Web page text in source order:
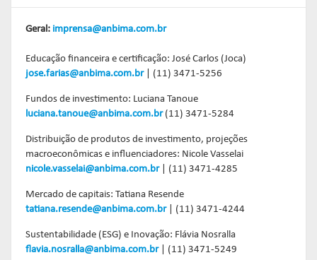
Geral: imprensa@anbima.com.br
Educação financeira e certificação: José Carlos (Joca)
jose.farias@anbima.com.br| (11) 3471-5256
Fundos de investimento: Luciana Tanoue
luciana.tanoue@anbima.com.br(11) 3471-5284
Distribuição de produtos de investimento, projeções
macroeconômicas e influenciadores: Nicole Vasselai
nicole.vasselai@anbima.com.br| (11) 3471-4285
Mercado de capitais: Tatiana Resende
tatiana.resende@anbima.com.br| (11) 3471-4244
Sustentabilidade (ESG) e Inovação: Flávia Nosralla
flavia.nosralla@anbima.com.br| (11) 3471-5249